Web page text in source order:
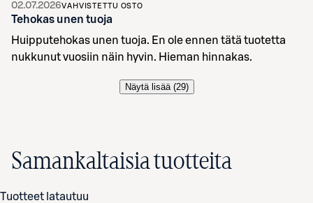
02.07.2026VAHVISTETTU OSTO
Tehokas unen tuoja
Huipputehokas unen tuoja. En ole ennen tätä tuotetta
nukkunut vuosiin näin hyvin. Hieman hinnakas.
Näytä lisää (29)
Samankaltaisia tuotteita
Tuotteet latautuu